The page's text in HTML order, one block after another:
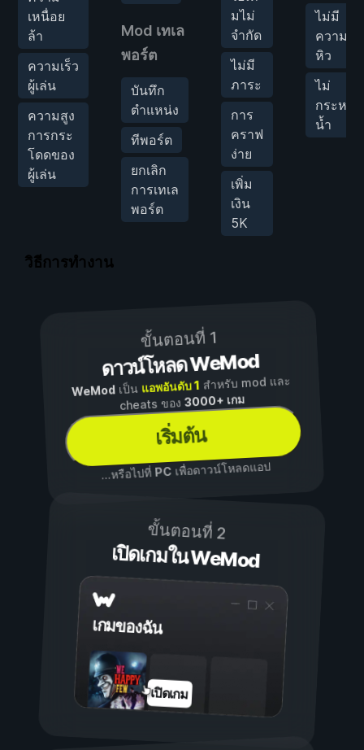
เหนื่อย
ล้า
ความเร็ว
ผู้เล่น
ความสูง
การกระ
โดดของ
ผู้เล่น
Mod เทเล
พอร์ต
บันทึก
ตำแหน่ง
ทีพอร์ต
ยกเลิก
การเทเล
พอร์ต
มไม่
จำกัด
ไม่มี
ภาระ
การ
คราฟ
ง่าย
เพิ่ม
เงิน
5K
ไม่มี
ความ
หิว
ไม่
กระหาย
น้ำ
วิธีการทำงาน
ขั้นตอนที่ 1
ดาวน์โหลด WeMod
WeModเป็น แอพอันดับ 1 สำหรับ mod และ
cheats ของ3000+ เกม
เริ่มต้น
...หรือไปที่ PCเพื่อดาวน์โหลดแอป
ขั้นตอนที่ 2
เปิดเกมใน WeMod
เกมของฉัน
เปิดเกม